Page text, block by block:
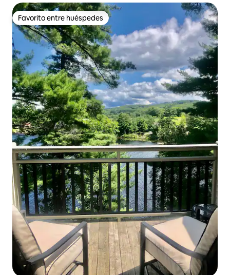
Favorito entre huéspedes
Favorito entre huéspedes